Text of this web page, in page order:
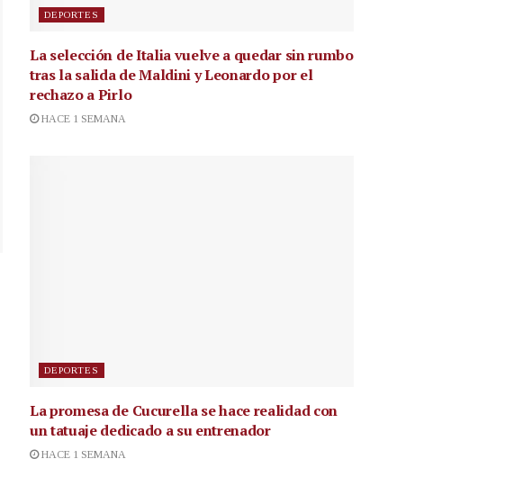
DEPORTES
La selección de Italia vuelve a quedar sin rumbo
tras la salida de Maldini y Leonardo por el
rechazo a Pirlo
HACE 1 SEMANA
DEPORTES
La promesa de Cucurella se hace realidad con
un tatuaje dedicado a su entrenador
HACE 1 SEMANA